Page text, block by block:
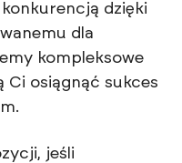
dzięki
dla
kompleksowe
Ci osiągnąć sukces
jeśli